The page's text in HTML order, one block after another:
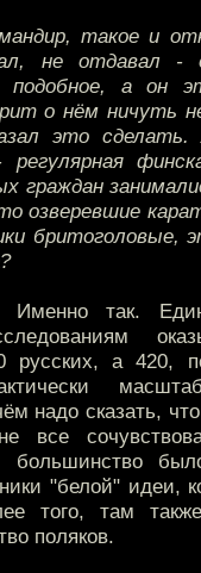
такое и
не отдавал -
подобное, а он
о нём ничуть
это сделать.
граждан
озверевшие
бритоголовые,
Именно так.
русских, а 420,
надо сказать,
все
большинство
"белой" идеи,
того, там
поляков.